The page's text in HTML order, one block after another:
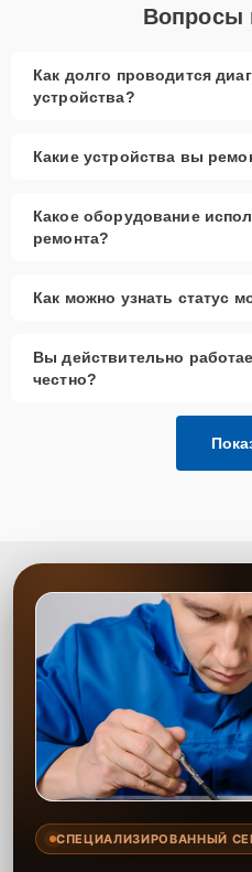
Вопросы
Как долго проводится
устройства?
Какие устройства вы
Какое оборудование
ремонта?
Как можно узнать статус
Вы действительно
честно?
СПЕЦИАЛИЗИРОВАННЫЙ